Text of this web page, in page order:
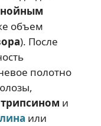
объем
). После
полотно
трипсином и
или